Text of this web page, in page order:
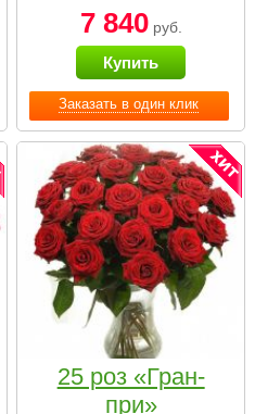
Заказать в один клик
7 840руб.
Купить
25 роз «Гран-
при»